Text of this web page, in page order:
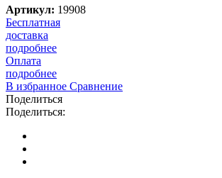
Артикул: 19908
Бесплатная
доставка
подробнее
Оплата
подробнее
В избранное Сравнение
Поделиться
Поделиться: